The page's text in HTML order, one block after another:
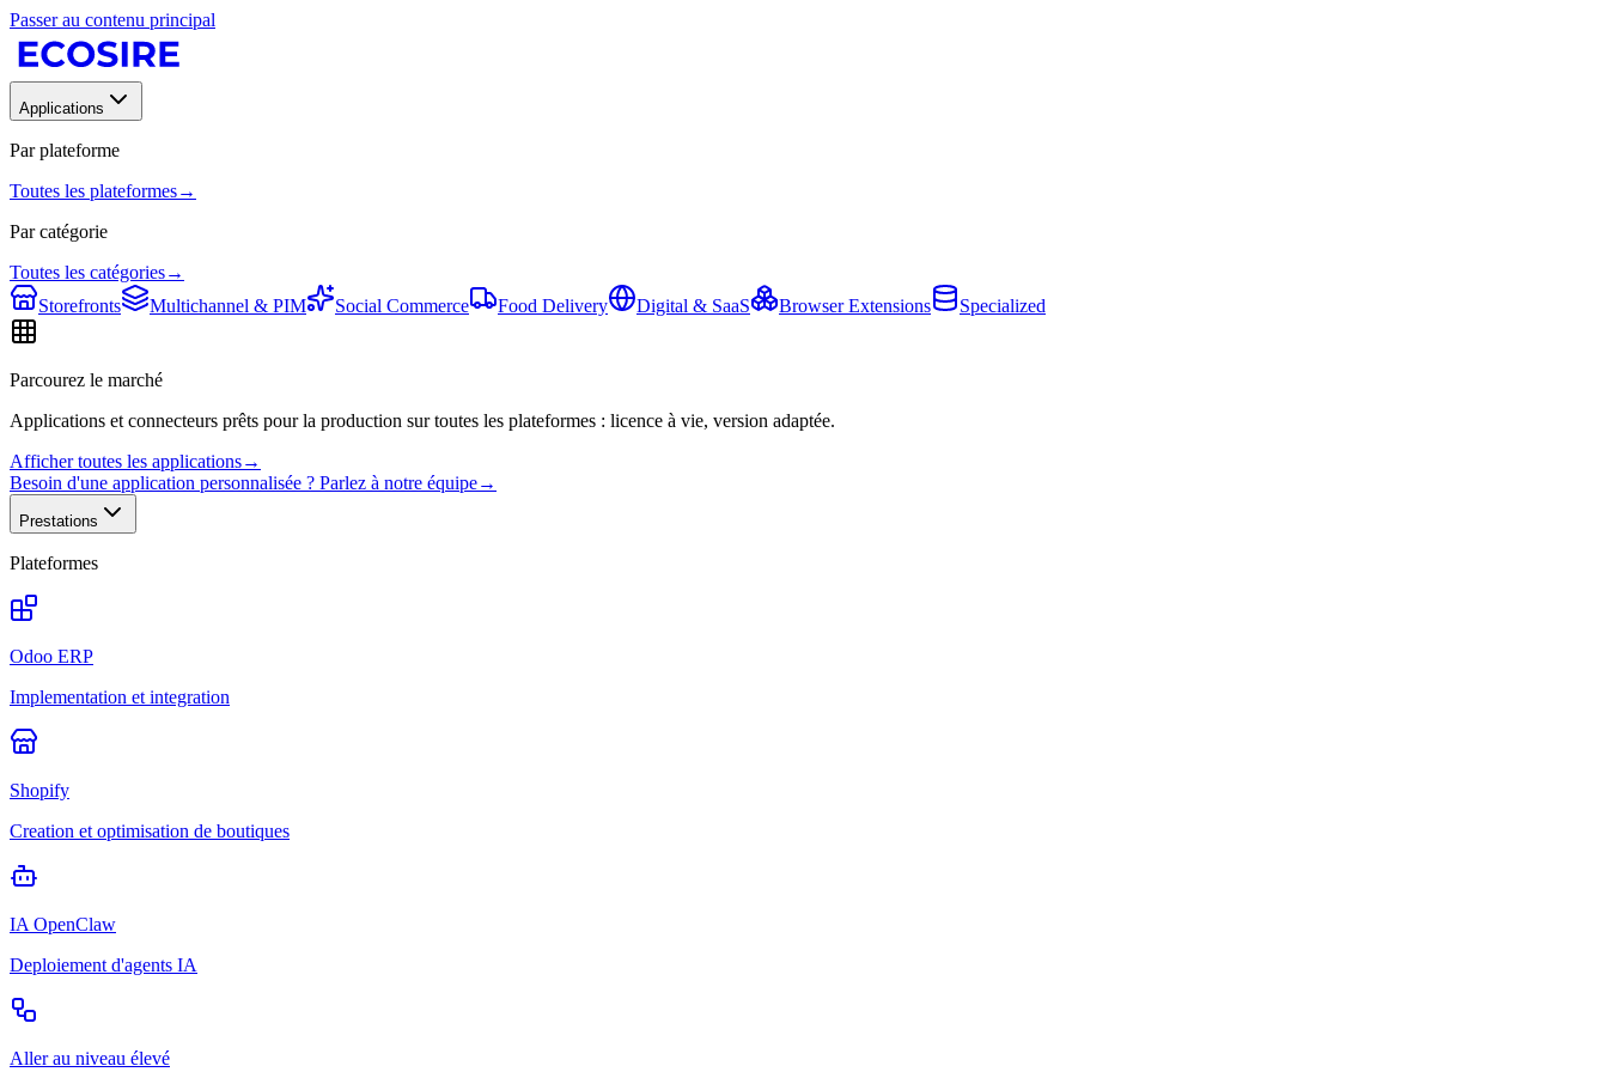
Passer au contenu principal
Applications
Par plateforme
Toutes les plateformes→
Par catégorie
Toutes les catégories→
Storefronts
Multichannel & PIM Social Commerce Food Delivery Digital & SaaS Browser Extensions Specialized
Parcourez le marché
Applications et connecteurs prêts pour la production sur toutes les plateformes : licence à vie, version adaptée.
Afficher toutes les applications→
Besoin d'une application personnalisée ? Parlez à notre équipe→
Prestations
Plateformes
Odoo ERP
Implementation et integration
Shopify
Creation et optimisation de boutiques
IA OpenClaw
Deploiement d'agents IA
Aller au niveau élevé